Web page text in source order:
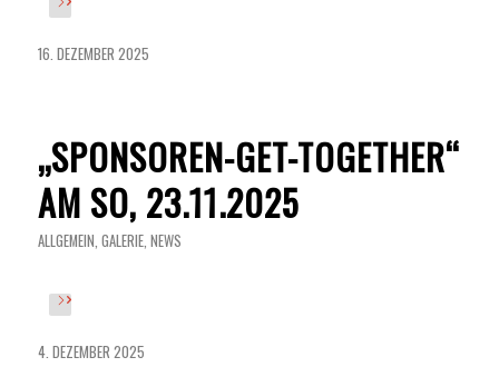
16. DEZEMBER 2025
„SPONSOREN-GET-TOGETHER“
AM SO, 23.11.2025
ALLGEMEIN, GALERIE, NEWS
4. DEZEMBER 2025